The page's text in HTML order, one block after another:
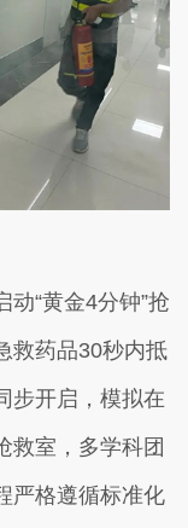
“黄金4分钟”抢
救药品30秒内抵
步开启，模拟在
救室，多学科团
严格遵循标准化